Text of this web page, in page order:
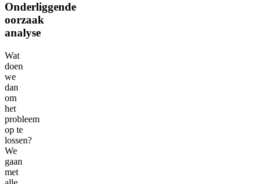
Onderliggende
oorzaak
analyse
Wat
doen
we
dan
om
het
probleem
op te
lossen?
We
gaan
met